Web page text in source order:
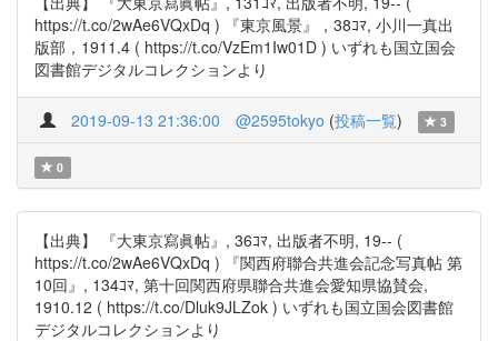
https://t.co/2wAe6VQxDq ) 『東京風景』，38ｺﾏ, 小川一真出
版部，1911.4 ( https://t.co/VzEm1Iw01D ) いずれも国立国会
図書館デジタルコレクションより
2019-09-13 21:36:00 @2595tokyo (投稿一覧) 3
0
【出典】 『大東京寫眞帖』, 36ｺﾏ, 出版者不明, 19-- (
https://t.co/2wAe6VQxDq ) 『関西府聯合共進会記念写真帖 第
10回』, 134ｺﾏ, 第十回関西府県聯合共進会愛知県協賛会,
1910.12 ( https://t.co/Dluk9JLZok ) いずれも国立国会図書館
デジタルコレクションより